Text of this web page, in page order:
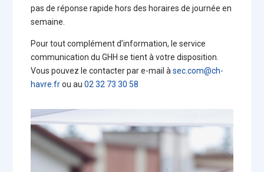
pas de réponse rapide hors des horaires de journée en
semaine.
Pour tout complément d’information, le service
communication du GHH se tient à votre disposition.
Vous pouvez le contacter par e-mail àsec.com@ch-
havre.frou au02 32 73 30 58